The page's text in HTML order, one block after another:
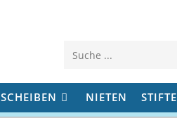
Diese
Website
durchsuchen
SCHEIBEN NIETEN STIFTE